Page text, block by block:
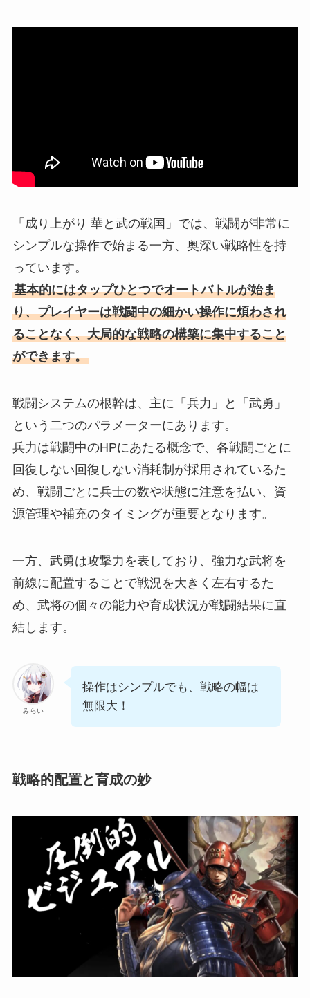
「成り上がり 華と武の戦国」では、戦闘が非常に
シンプルな操作で始まる一方、奥深い戦略性を持
っています。
基本的にはタップひとつでオートバトルが始ま
り、プレイヤーは戦闘中の細かい操作に煩わされ
ることなく、大局的な戦略の構築に集中すること
ができます。
戦闘システムの根幹は、主に「兵力」と「武勇」
という二つのパラメーターにあります。
兵力は戦闘中のHPにあたる概念で、各戦闘ごとに
回復しない回復しない消耗制が採用されているた
め、戦闘ごとに兵士の数や状態に注意を払い、資
源管理や補充のタイミングが重要となります。
一方、武勇は攻撃力を表しており、強力な武将を
前線に配置することで戦況を大きく左右するた
め、武将の個々の能力や育成状況が戦闘結果に直
結します。
みらい
操作はシンプルでも、戦略の幅は
無限大！
戦略的配置と育成の妙